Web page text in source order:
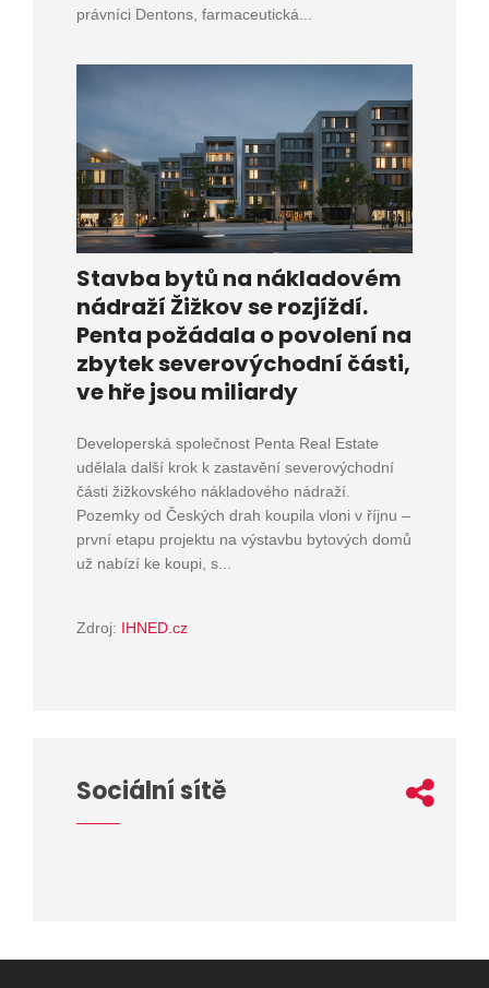
právníci Dentons, farmaceutická...
Stavba bytů na nákladovém
nádraží Žižkov se rozjíždí.
Penta požádala o povolení na
zbytek severovýchodní části,
ve hře jsou miliardy
Developerská společnost Penta Real Estate
udělala další krok k zastavění severovýchodní
části žižkovského nákladového nádraží.
Pozemky od Českých drah koupila vloni v říjnu –
první etapu projektu na výstavbu bytových domů
už nabízí ke koupi, s...
Zdroj: IHNED.cz
Sociální sítě